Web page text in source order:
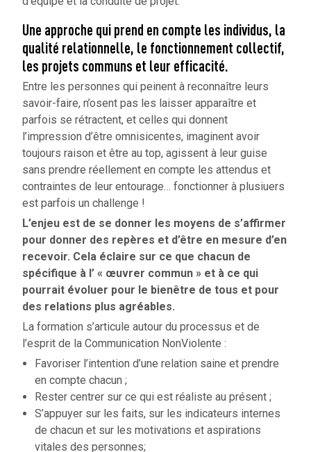
Une approche qui prend en compte les individus, la
qualité relationnelle, le fonctionnement collectif,
les projets communs et leur efficacité.
Entre les personnes qui peinent à reconnaître leurs
savoir-faire, n’osent pas les laisser apparaître et
parfois se rétractent, et celles qui donnent
l’impression d’être omnisicentes, imaginent avoir
toujours raison et être au top, agissent à leur guise
sans prendre réellement en compte les attendus et
contraintes de leur entourage… fonctionner à plusiuers
est parfois un challenge !
L’enjeu est de se donner les moyens de s’affirmer
pour donner des repères et d’être en mesure d’en
recevoir. Cela éclaire sur ce que chacun de
spécifique à l’ « œuvrer commun » et à ce qui
pourrait évoluer pour le bienêtre de tous et pour
des relations plus agréables.
La formation s’articule autour du processus et de
l’esprit de la Communication NonViolente :
Favoriser l’intention d’une relation saine et prendre
en compte chacun ;
Rester centrer sur ce qui est réaliste au présent ;
S’appuyer sur les faits, sur les indicateurs internes
de chacun et sur les motivations et aspirations
vitales des personnes;